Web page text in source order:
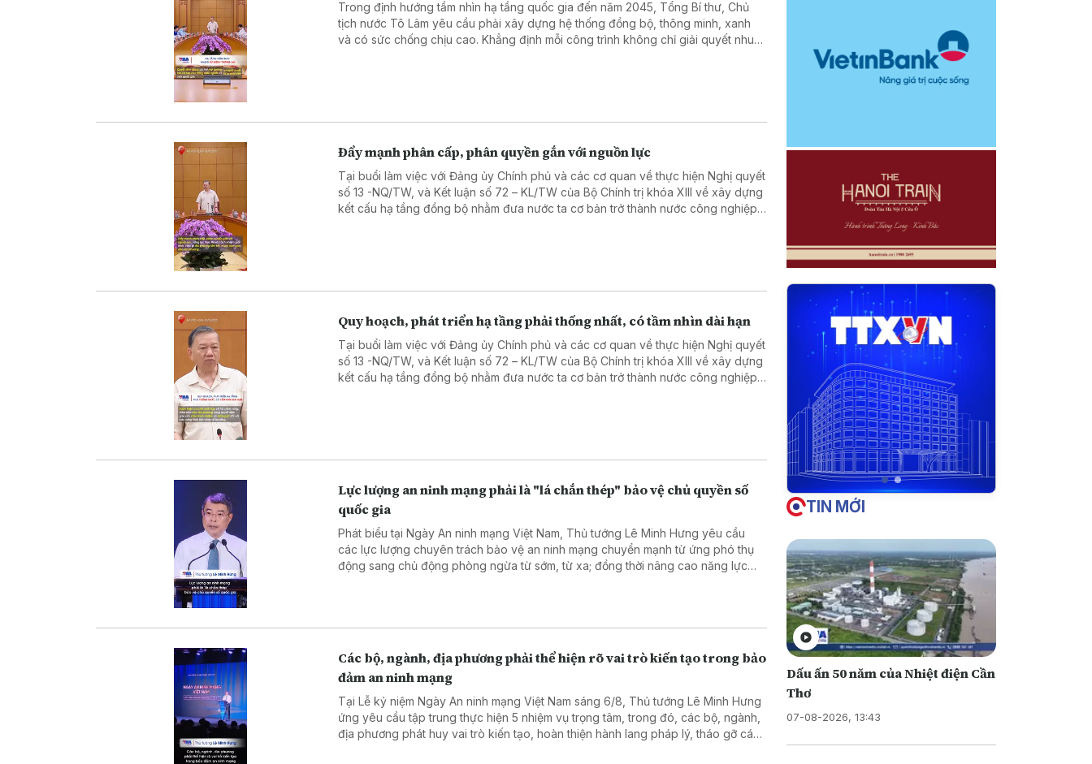
Trong định hướng tầm nhìn hạ tầng quốc gia đến năm 2045, Tổng Bí thư, Chủ
tịch nước Tô Lâm yêu cầu phải xây dựng hệ thống đồng bộ, thông minh, xanh
và có sức chống chịu cao. Khẳng định mỗi công trình không chỉ giải quyết nhu
Đẩy mạnh phân cấp, phân quyền gắn với nguồn lực
Tại buổi làm việc với Đảng ủy Chính phủ và các cơ quan về thực hiện Nghị quyết
số 13 -NQ/TW, và Kết luận số 72 – KL/TW của Bộ Chính trị khóa XIII về xây dựng
kết cấu hạ tầng đồng bộ nhằm đưa nước ta cơ bản trở thành nước công nghiệp
đẩy mạnh phân cấp, phân quyền gắn với trách nhiệm giải trình.
Q uy hoạch, phát triển hạ tầng phải thống nhất, có tầm nhìn dài hạn
Tại buổi làm việc với Đảng ủy Chính phủ và các cơ quan về thực hiện Nghị quyết
số 13 -NQ/TW, và Kết luận số 72 – KL/TW của Bộ Chính trị khóa XIII về xây dựng
kết cấu hạ tầng đồng bộ nhằm đưa nước ta cơ bản trở thành nước công nghiệp
Lực lượng an ninh mạng phải là "lá chắn thép" bảo vệ chủ quyền số
quốc gia
Phát biểu tại Ngày An ninh mạng Việt Nam, Thủ tướng Lê Minh Hưng yêu cầu
các lực lượng chuyên trách bảo vệ an ninh mạng chuyển mạnh từ ứng phó thụ
động sang chủ động phòng ngừa từ sớm, từ xa; đồng thời nâng cao năng lực
Các bộ, ngành, địa phương phải thể hiện rõ vai trò kiến tạo trong bảo
đảm an ninh mạng
Tại Lễ kỷ niệm Ngày An ninh mạng Việt Nam sáng 6/8, Thủ tướng Lê Minh Hưng
ứng yêu cầu tập trung thực hiện 5 nhiệm vụ trọng tâm, trong đó, các bộ, ngành,
địa phương phát huy vai trò kiến tạo, hoàn thiện hành lang pháp lý, tháo gỡ các
TIN MỚI
Dấu ấn 50 năm của Nhiệt điện Cần
Thơ
07-08-2026, 13:43